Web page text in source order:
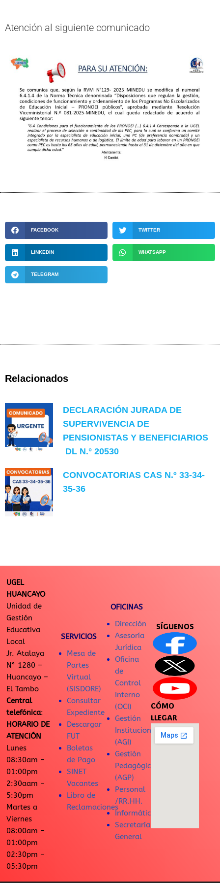
Atención al siguiente comunicado
FACEBOOK TWITTER
LINKEDIN WHATSAPP
TELEGRAM
Relacionados
DECLARACIÓN JURADA DE
SUPERVIVENCIA DE
PENSIONISTAS Y BENEFICIARIOS
DL N.° 20530
CONVOCATORIAS CAS N.º 33-34-
35-36
UGEL
HUANCAYO
Unidad de
Gestión
Educativa
Local
Jr. Atalaya
N° 1280 –
Huancayo –
El Tambo
Central
telefónica:
HORARIO DE
ATENCIÓN
Lunes
08:30am –
01:00pm
2:30aam –
5:30pm
Martes a
Viernes
08:00am –
01:00pm
02:30pm –
05:30pm
SERVICIOS
Mesa de
Partes
Virtual
(SISDORE)
Consultar
Expediente
Descargar
FUT
Boletas
de Pago
SINET
Vacantes
Libro de
Reclamaciones
OFICINAS
Dirección
Asesoría
Jurídica
Oficina
de
Control
Interno
(OCI)
Gestión
Institucional
(AGI)
Gestión
Pedagógica
(AGP)
Personal
/RR.HH.
Informática
Secretaría
General
SÍGUENOS
CÓMO
LLEGAR